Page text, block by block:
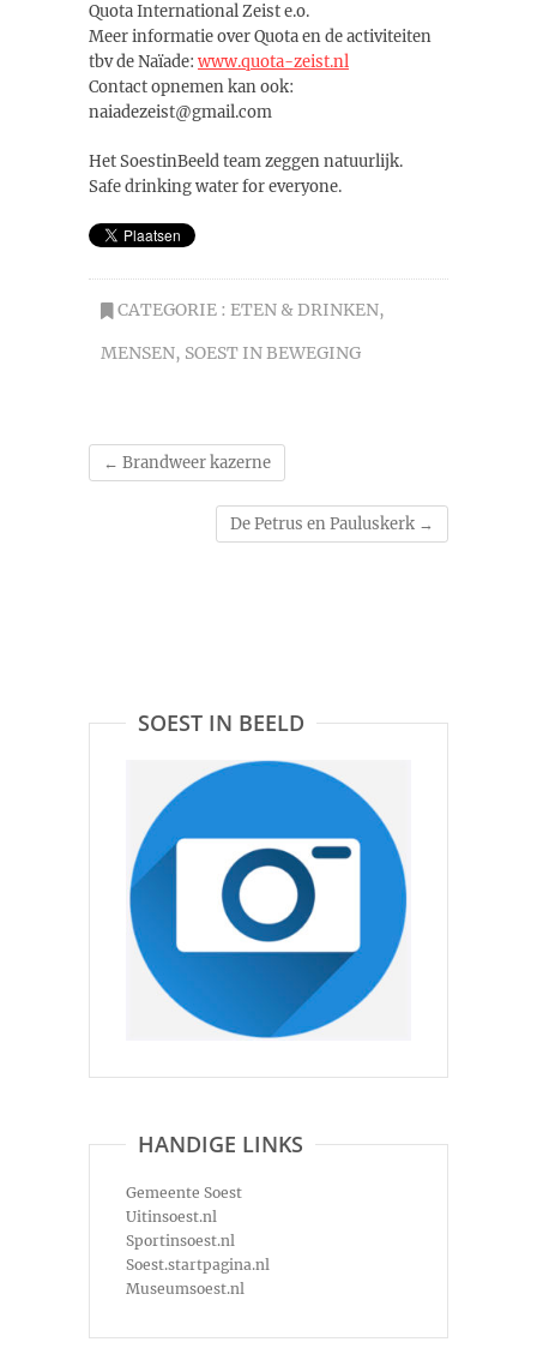
Quota International Zeist e.o.
Meer informatie over Quota en de activiteiten
tbv de Naïade: www.quota-zeist.nl
Contact opnemen kan ook:
naiadezeist@gmail.com
Het SoestinBeeld team zeggen natuurlijk.
Safe drinking water for everyone.
CATEGORIE : ETEN & DRINKEN,
MENSEN, SOEST IN BEWEGING
← Brandweer kazerne
De Petrus en Pauluskerk →
SOEST IN BEELD
HANDIGE LINKS
Gemeente Soest
Uitinsoest.nl
Sportinsoest.nl
Soest.startpagina.nl
Museumsoest.nl